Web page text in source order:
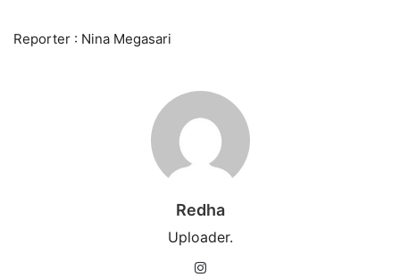
Reporter : Nina Megasari
Redha
Uploader.
Instagram